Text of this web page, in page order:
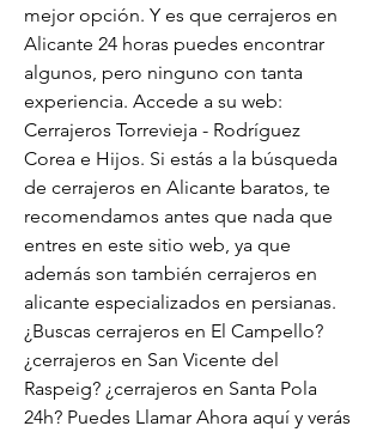
mejor opción. Y es que cerrajeros en
Alicante 24 horas puedes encontrar
algunos, pero ninguno con tanta
experiencia. Accede a su web:
Cerrajeros Torrevieja - Rodríguez
Corea e Hijos. Si estás a la búsqueda
de cerrajeros en Alicante baratos, te
recomendamos antes que nada que
entres en este sitio web, ya que
además son también cerrajeros en
alicante especializados en persianas.
¿Buscas cerrajeros en El Campello?
¿cerrajeros en San Vicente del
Raspeig? ¿cerrajeros en Santa Pola
24h? Puedes Llamar Ahora aquí y verás